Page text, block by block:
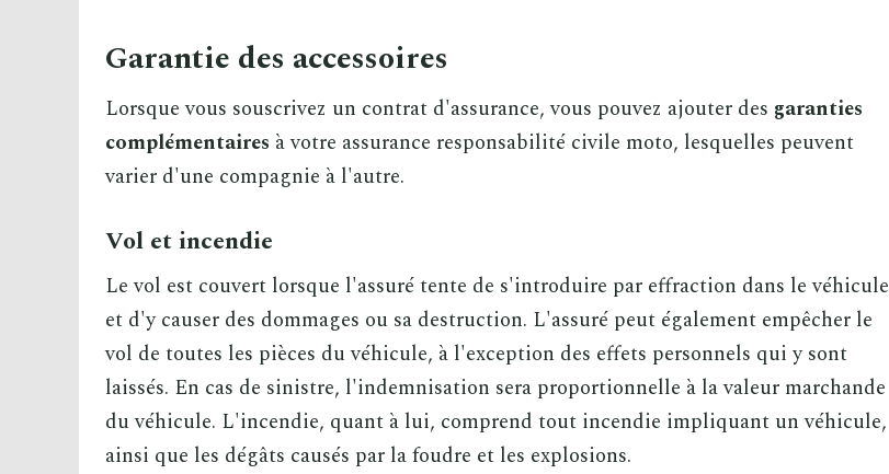
Garantie des accessoires
Lorsque vous souscrivez un contrat d'assurance, vous pouvez ajouter des garanties
complémentaires à votre assurance responsabilité civile moto, lesquelles peuvent
varier d'une compagnie à l'autre.
Vol et incendie
Le vol est couvert lorsque l'assuré tente de s'introduire par effraction dans le véhicule
et d'y causer des dommages ou sa destruction. L'assuré peut également empêcher le
vol de toutes les pièces du véhicule, à l'exception des effets personnels qui y sont
laissés. En cas de sinistre, l'indemnisation sera proportionnelle à la valeur marchande
du véhicule. L'incendie, quant à lui, comprend tout incendie impliquant un véhicule,
ainsi que les dégâts causés par la foudre et les explosions.